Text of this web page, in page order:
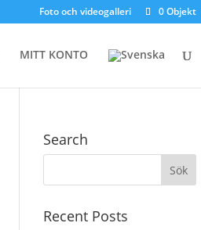
Foto och videogalleri 0 Objekt
MITT KONTO
Search
Recent Posts